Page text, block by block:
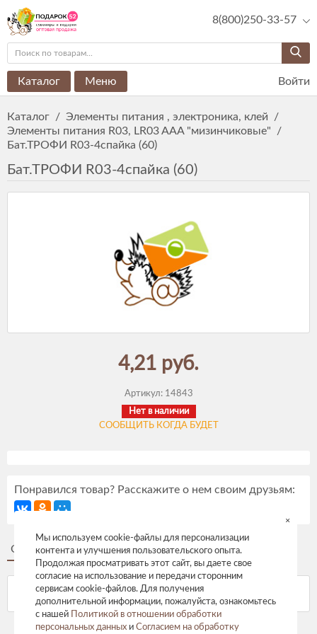
8(800)250-33-57
Каталог Меню Войти
Каталог / Элементы питания , электроника, клей
/
Элементы питания R03, LR03 AAA "мизинчиковые"
/
Бат.ТРОФИ R03-4спайка (60)
Бат.ТРОФИ R03-4спайка (60)
4,21 руб.
Артикул: 14843
Нет в наличии
СООБЩИТЬ КОГДА БУДЕТ
Понравился товар? Расскажите о нем своим друзьям:
Описание Отзывы
Мы используем cookie-файлы для персонализации
контента и улучшения пользовательского опыта.
Продолжая просматривать этот сайт, вы даете свое
согласие на использование и передачи сторонним
сервисам cookie-файлов. Для получения
дополнительной информации, пожалуйста, ознакомьтесь
с нашей
Политикой в отношении обработки
персональных данных и Согласием на обработку
×